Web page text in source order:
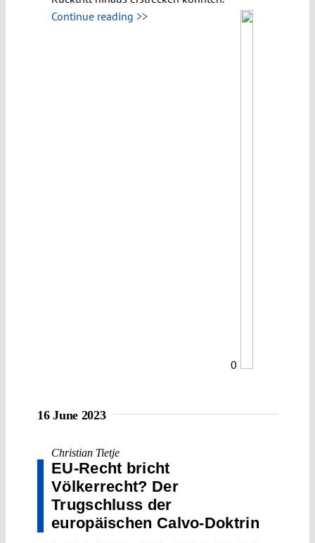
Continue reading >>
0
16 June 2023
Christian Tietje
EU-Recht bricht
Völkerrecht? Der
Trugschluss der
europäischen Calvo-Doktrin